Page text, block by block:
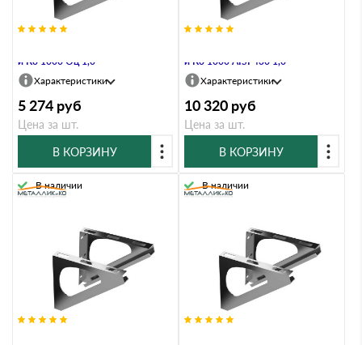
и Ко 1000 Оц 1,0
Характеристики
5 274 руб
Цена за шт.
В КОРЗИНУ
и Ко 1000 AISI 430 1,0
Характеристики
10 320 руб
Цена за шт.
В КОРЗИНУ
В наличии В наличии